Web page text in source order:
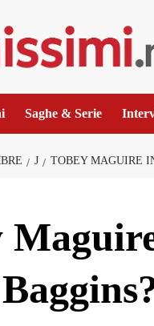
Saghe & Serie
J TOBEY MAGUIRE